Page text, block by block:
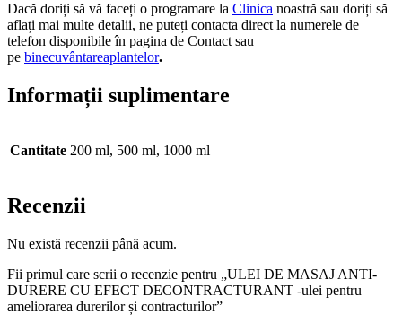
Dacă doriți să vă faceți o programare la Clinica noastră sau doriți să
aflați mai multe detalii, ne puteți contacta direct la numerele de
telefon disponibile în pagina de Contact sau
pe binecuvântareaplantelor.
Informații suplimentare
Cantitate 200 ml, 500 ml, 1000 ml
Recenzii
Nu există recenzii până acum.
Fii primul care scrii o recenzie pentru „ULEI DE MASAJ ANTI-
DURERE CU EFECT DECONTRACTURANT -ulei pentru
ameliorarea durerilor și contracturilor”